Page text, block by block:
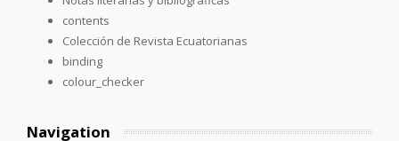
contents
Colección de Revista Ecuatorianas
binding
colour_checker
Navigation